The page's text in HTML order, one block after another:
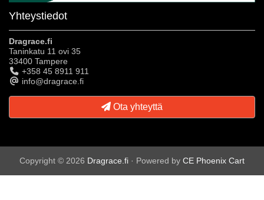
Yhteystiedot
Dragrace.fi
Taninkatu 11 ovi 35
33400 Tampere
+358 45 8911 911
info@dragrace.fi
Ota yhteyttä
Copyright © 2026 Dragrace.fi · Powered by CE Phoenix Cart